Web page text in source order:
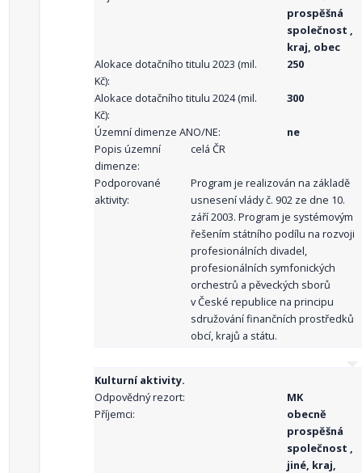
prospěšná
společnost ,
kraj, obec
Alokace dotačního titulu 2023 (mil.
Kč):
250
Alokace dotačního titulu 2024 (mil.
Kč):
300
Územní dimenze ANO/NE:
ne
Popis územní
dimenze:
celá ČR
Podporované
aktivity:
Program je realizován na základě
usnesení vlády č. 902 ze dne 10.
září 2003. Program je systémovým
řešením státního podílu na rozvoji
profesionálních divadel,
profesionálních symfonických
orchestrů a pěveckých sborů
v České republice na principu
sdružování finančních prostředků
obcí, krajů a státu.
Kulturní aktivity.
Odpovědný rezort:
MK
Příjemci:
obecně
prospěšná
společnost ,
jiné, kraj,